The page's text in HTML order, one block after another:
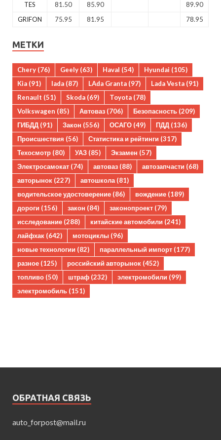
TES
81.50 85.90
89.90
GRIFON
75.95 81.95 78.95
МЕТКИ
Chery (76) Geely (63) Haval (54) Hyundai (105)
Kia (91) lada (87) LAda Granta (97) Lada Vesta (91)
Renault (51) Skoda (69) Toyota (78)
Volkswagen (85) Автоваз (706) Безопасность (209)
ГИБДД (91) Закон (556) ОСАГО (49) ПДД (136)
Происшествия (56) Статистика и рейтинги (317)
Техосмотр (80) УАЗ (85) Экзамен (57)
Электросамокат (74) автоваз (88) автозапчасти (68)
авторынок (227) автошкола(81)
водительское удостоверение (86) вождение (189)
дороги (156) закон (84) законопроект (79)
исследование (288) китайские автомобили (241)
лайфхак (642) мотоциклы (96)
новые технологии (82) параллельный импорт (177)
разное (125) российский авторынок (452)
топливо (50) штраф (232) электромобили (99)
электромобиль (151)
ОБРАТНАЯ СВЯЗЬ
auto_forpost@mail.ru